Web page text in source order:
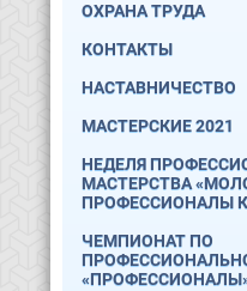
ОХРАНА ТРУДА
КОНТАКТЫ
НАСТАВНИЧЕСТВО
МАСТЕРСКИЕ 2021
НЕДЕЛЯ
МАСТЕРСТВА
ПРОФЕССИОНАЛЫ
ЧЕМПИОНАТ ПО